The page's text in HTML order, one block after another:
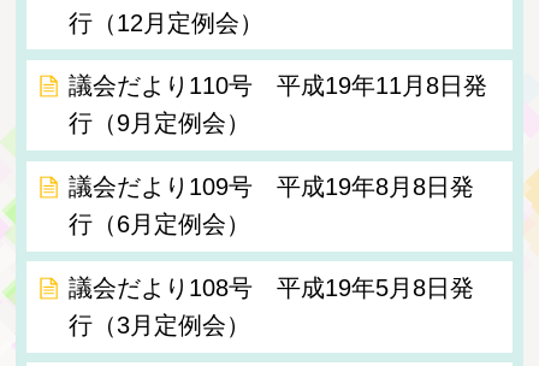
行（12月定例会）
議会だより110号 平成19年11月8日発
行（9月定例会）
議会だより109号 平成19年8月8日発
行（6月定例会）
議会だより108号 平成19年5月8日発
行（3月定例会）